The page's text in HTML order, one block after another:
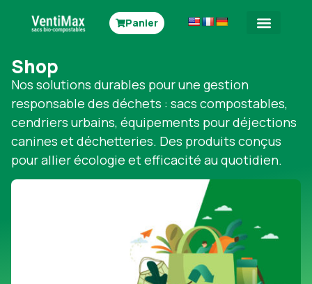
Panier
Shop
Nos solutions durables pour une gestion
responsable des déchets : sacs compostables,
cendriers urbains, équipements pour déjections
canines et déchetteries. Des produits conçus
pour allier écologie et efficacité au quotidien.